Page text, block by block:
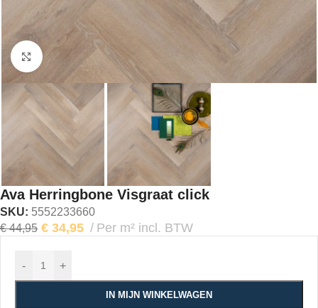
Klik om te vergroten
Ava Herringbone Visgraat click
SKU: 5552233660
€44,95 € 34,95 Per m² incl. BTW
- +
IN MIJN WINKELWAGEN